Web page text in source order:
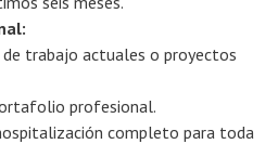
trabajo actuales o proyectos
profesional.
completo para toda